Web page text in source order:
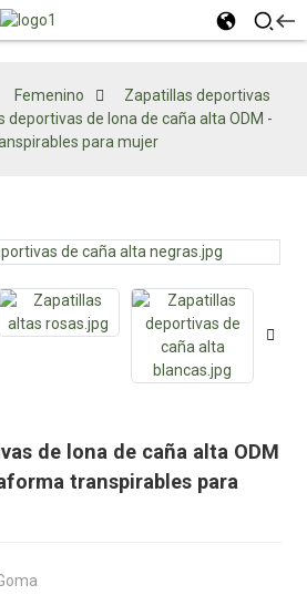
Femenino
Zapatillas deportivas
deportivas de lona de caña alta ODM -
para mujer
de lona de caña alta ODM
transpirables para